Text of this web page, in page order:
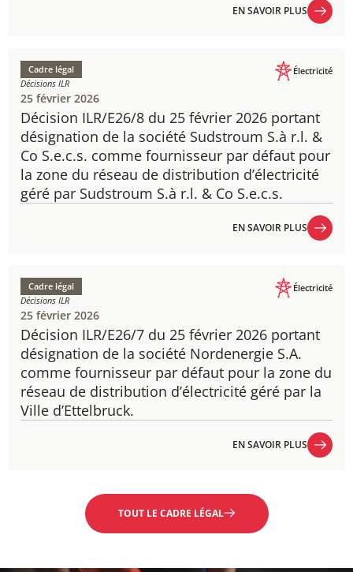
EN SAVOIR PLUS
Décision ILR/E26/8 du 25 février 2026 portant
désignation de la société Sudstroum S.à r.l. &
Co S.e.c.s. comme fournisseur par défaut pour
la zone du réseau de distribution d’électricité
géré par Sudstroum S.à r.l. & Co S.e.c.s.
Cadre légal
Décisions ILR
Électricité
25 février 2026
EN SAVOIR PLUS
Décision ILR/E26/7 du 25 février 2026 portant
désignation de la société Nordenergie S.A.
comme fournisseur par défaut pour la zone du
réseau de distribution d’électricité géré par la
Ville d’Ettelbruck.
Cadre légal
Décisions ILR
Électricité
25 février 2026
EN SAVOIR PLUS
TOUT LE CADRE LÉGAL